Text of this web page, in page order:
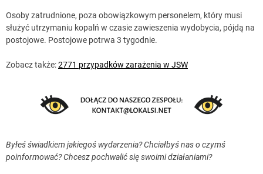
Osoby zatrudnione, poza obowiązkowym personelem, który musi
służyć utrzymaniu kopalń w czasie zawieszenia wydobycia, pójdą na
postojowe. Postojowe potrwa 3 tygodnie.
Zobacz także:2771 przypadków zarażenia w JSW
Byłeś świadkiem jakiegoś wydarzenia? Chciałbyś nas o czymś
poinformować? Chcesz pochwalić się swoimi działaniami?